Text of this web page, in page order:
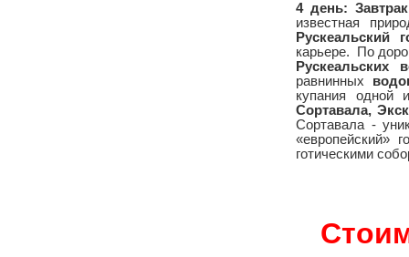
4 день:
известная
Рускеальский
карьере.
По
Рускеальских
равнинных
купания одной
Сортавала,
Сортавала -
«европейский»
готическими